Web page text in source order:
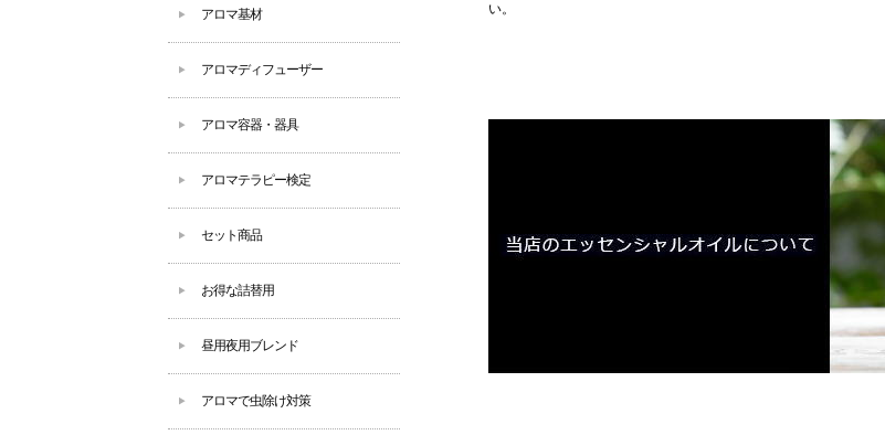
い。
アロマ基材
アロマディフューザー
アロマ容器・器具
アロマテラピー検定
セット商品
お得な詰替用
昼用夜用ブレンド
アロマで虫除け対策